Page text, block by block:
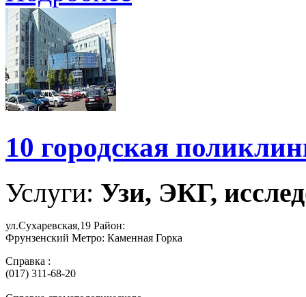
10 городская
Услуги: Узи, ЭКГ,
ул.Сухаревская,19 Район:
Фрунзенский Метро: Каменная Горка
Справка :
(017) 311-68-20